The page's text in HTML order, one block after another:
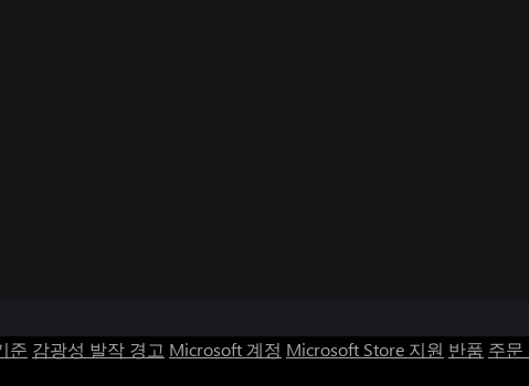
준 감광성 발작 경고 Microsoft 계정 Microsoft Store 지원 반품 주문